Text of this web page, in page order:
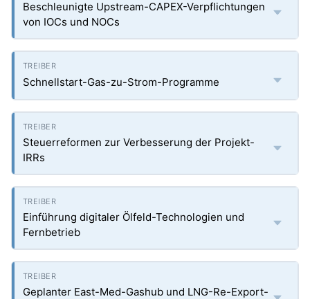
Beschleunigte Upstream-CAPEX-Verpflichtungen
von IOCs und NOCs
Schnellstart-Gas-zu-Strom-Programme
Steuerreformen zur Verbesserung der Projekt-
IRRs
Einführung digitaler Ölfeld-Technologien und
Fernbetrieb
Geplanter East-Med-Gashub und LNG-Re-Export-